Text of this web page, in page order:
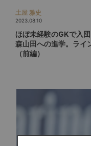
土屋 雅史
2023.08.10
ほぼ未経験のGKで入
森山田への進学。ライ
（前編）